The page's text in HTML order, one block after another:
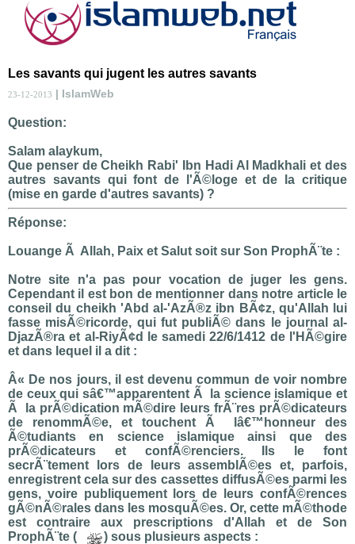
Les savants qui jugent les autres savants
23-12-2013 | IslamWeb
Question:
Salam alaykum,
Que penser de Cheikh Rabi' Ibn Hadi Al Madkhali et des
autres savants qui font de l'Ã©loge et de la critique
(mise en garde d'autres savants) ?
Réponse:
Louange Ã Allah, Paix et Salut soit sur Son ProphÃ¨te :
Notre site n'a pas pour vocation de juger les gens.
Cependant il est bon de mentionner dans notre article le
conseil du cheikh 'Abd al-'AzÃ®z ibn BÃ¢z, qu'Allah lui
fasse misÃ©ricorde, qui fut publiÃ© dans le journal al-
DjazÃ®ra et al-RiyÃ¢d le samedi 22/6/1412 de l'HÃ©gire
et dans lequel il a dit :
Â« De nos jours, il est devenu commun de voir nombre
de ceux qui sâ€™apparentent Ã la science islamique et
Ã la prÃ©dication mÃ©dire leurs frÃ¨res prÃ©dicateurs
de renommÃ©e, et touchent Ã lâ€™honneur des
Ã©tudiants en science islamique ainsi que des
prÃ©dicateurs et confÃ©renciers. Ils le font
secrÃ¨tement lors de leurs assemblÃ©es et, parfois,
enregistrent cela sur des cassettes diffusÃ©es parmi les
gens, voire publiquement lors de leurs confÃ©rences
gÃ©nÃ©rales dans les mosquÃ©es. Or, cette mÃ©thode
est contraire aux prescriptions d'Allah et de Son
ProphÃ¨te (
) sous plusieurs aspects :